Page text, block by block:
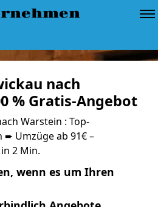
nach
% Gratis-Angebot
Warstein : Top-
Umzüge ab 91€ –
2 Min.
wenn es um Ihren